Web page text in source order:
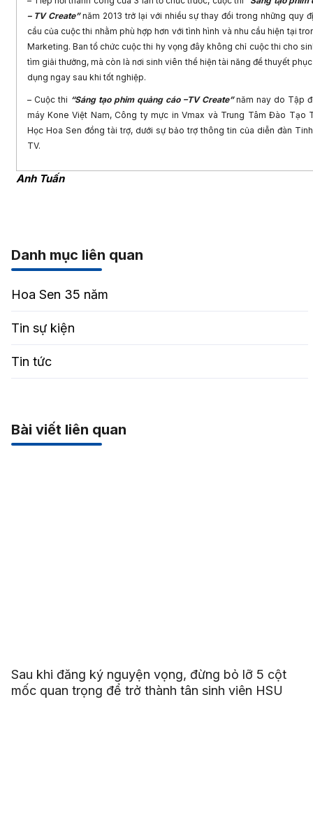
– TV Create”năm 2013 trở lại với nhiều sự thay đổi trong những quy
cầu của cuộc thi nhằm phù hợp hơn với tình hình và nhu cầu hiện tại
Marketing. Ban tổ chức cuộc thi hy vọng đây không chỉ cuộc thi cho
tìm giải thưởng, mà còn là nơi sinh viên thể hiện tài năng để thuyết
dụng ngay sau khi tốt nghiệp.
– Cuộc thi “Sáng tạo phim quảng cáo –TV Create”năm nay do Tập
máy Kone Việt Nam, Công ty mực in Vmax và Trung Tâm Đào Tạo
Học Hoa Sen đồng tài trợ, dưới sự bảo trợ thông tin của diễn đàn
TV.
Anh Tuấn
Danh mục liên quan
Hoa Sen 35 năm
Tin sự kiện
Tin tức
Bài viết liên quan
Sau khi đăng ký nguyện vọng, đừng bỏ lỡ 5 cột
mốc quan trọng để trở thành tân sinh viên HSU